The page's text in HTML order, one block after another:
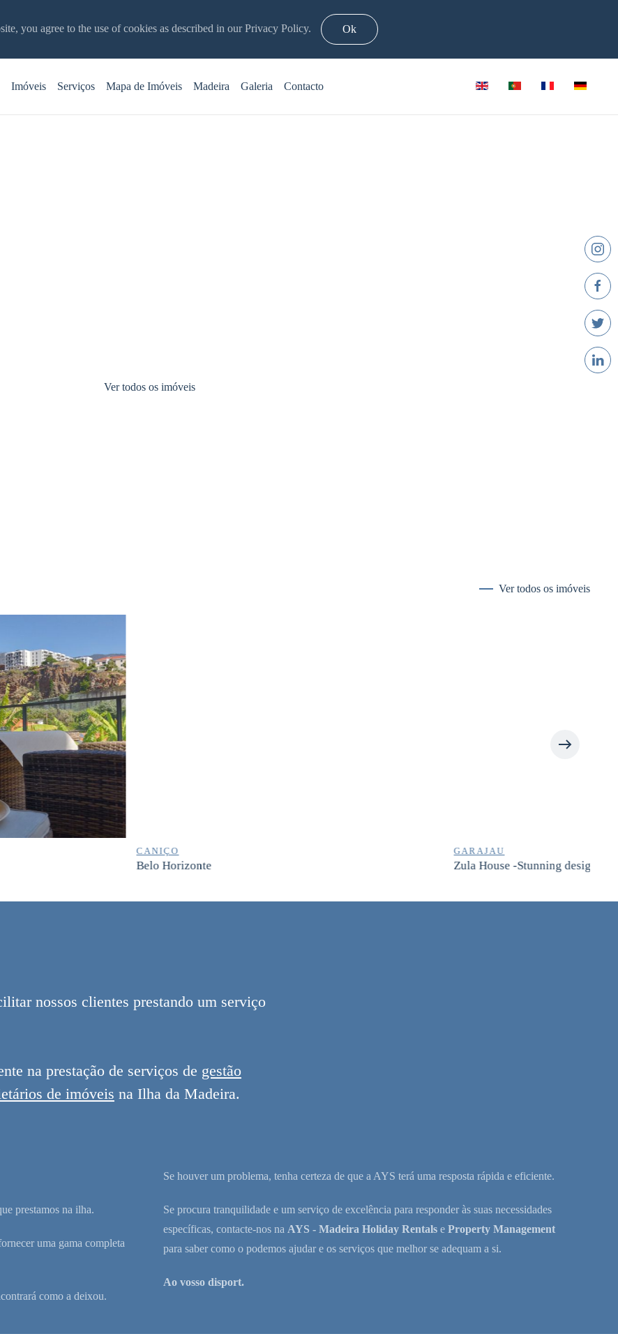
you agree to the use of cookies as described in our Privacy Policy. Ok
Imóveis Serviços Mapa de Imóveis Madeira Galeria Contacto
Ver todos os imóveis
Ver todos os imóveis
Zula House -Stunning designer villa in spectacular
nossos clientes prestando um serviço
na prestação de serviços de gestão
de imóveis na Ilha da Madeira.
prestamos na ilha.
uma gama completa
como a deixou.
Se houver um problema, tenha certeza de que a AYS terá uma resposta rápida e eficiente.
Se procura tranquilidade e um serviço de excelência para responder às suas necessidades
específicas, contacte-nos na AYS - Madeira Holiday Rentals e Property Management
para saber como o podemos ajudar e os serviços que melhor se adequam a si.
Ao vosso disport.